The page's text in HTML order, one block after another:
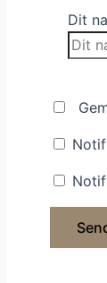
Dit